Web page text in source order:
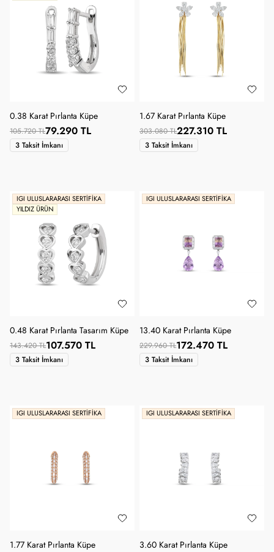
0.38 Karat Pırlanta Küpe
105.720 TL79.290 TL
3 Taksit İmkanı
1.67 Karat Pırlanta Küpe
303.080 TL227.310 TL
3 Taksit İmkanı
IGI ULUSLARARASI SERTIFIKA
YILDIZ ÜRÜN
0.48 Karat Pırlanta Tasarım Küpe
143.420 TL107.570 TL
3 Taksit İmkanı
IGI ULUSLARARASI SERTIFIKA
13.40 Karat Pırlanta Küpe
229.960 TL172.470 TL
3 Taksit İmkanı
IGI ULUSLARARASI SERTIFIKA
1.77 Karat Pırlanta Küpe
IGI ULUSLARARASI SERTIFIKA
3.60 Karat Pırlanta Küpe